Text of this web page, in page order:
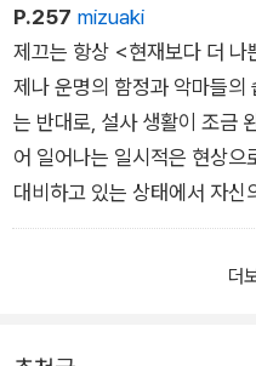
즐겨 사용한다. 연구 논문이
로틱한 표현들을 열거하지 못
P.257 mizuaki
제끄는 항상 <현재보다 더
제나 운명의 함정과 악마들의
는 반대로, 설사 생활이 조금
어 일어나는 일시적은 현상으
대비하고 있는 상태에서 자신
운명에도 동정하지 않는 제끄
어 가는 것이다. 정신적인 평
더